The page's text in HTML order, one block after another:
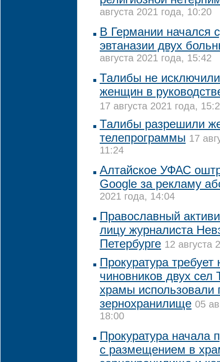
августа 2021 года, 10:20
В Германии начался
эвтаназии двух
августа 2021 года, 15:42
Талибы не
женщин в
17 августа 2021 года,
Талибы разрешили
телепрограммы 17
11:24
Алтайское УФАС
Google за рекламу
2021 года, 14:04
Православный
лицу журналиста
Петербурге 12 августа
Прокуратура требует
чиновников двух сел
храмы использовали
зернохранилище 05
18:00
Прокуратура начала
с размещением в